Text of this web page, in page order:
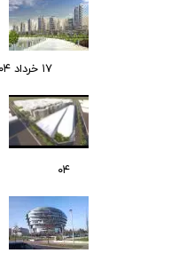
۱۷ خرداد ۰۴
۰۴